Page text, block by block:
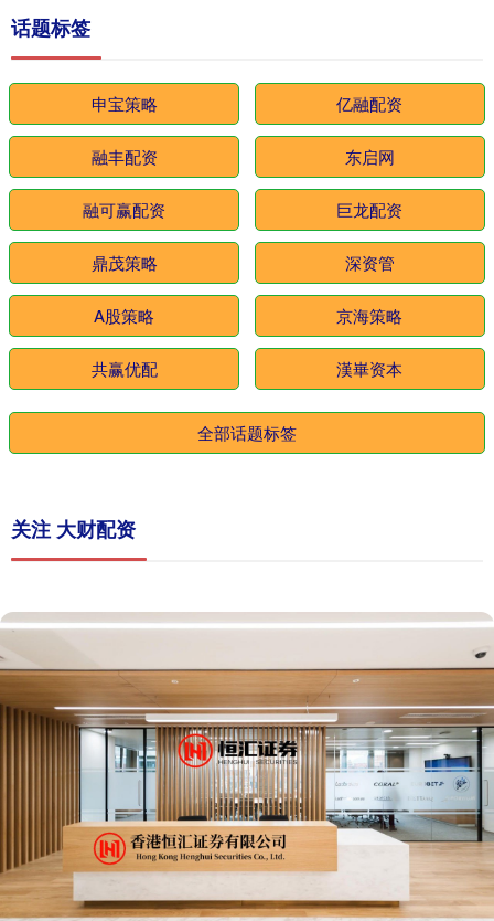
话题标签
申宝策略 亿融配资
融丰配资 东启网
融可赢配资 巨龙配资
鼎茂策略 深资管
A股策略 京海策略
共赢优配 漢崋资本
全部话题标签
关注 大财配资